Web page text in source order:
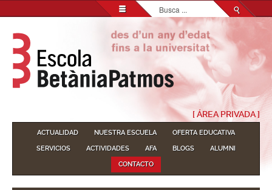
Buscar...
[ ÁREA PRIVADA ]
ACTUALIDAD NUESTRA ESCUELA
OFERTA EDUCATIVA
SERVICIOS
ACTIVIDADES AFA BLOGS
ALUMNI
CONTACTO